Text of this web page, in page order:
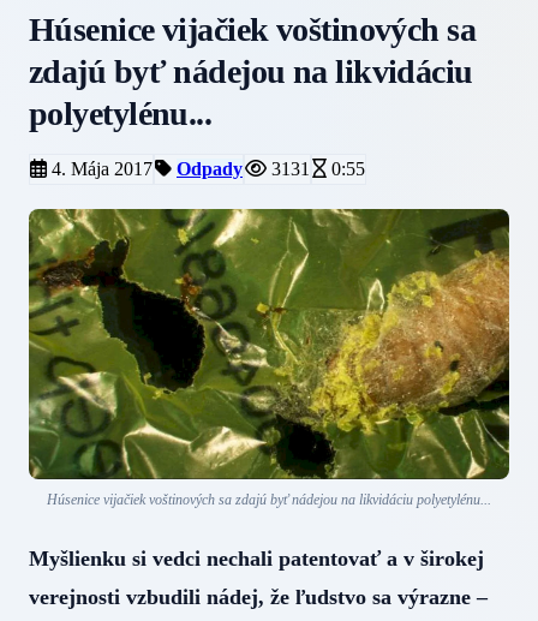
Húsenice vijačiek voštinových sa
zdajú byť nádejou na likvidáciu
polyetylénu...
4. Mája 2017 Odpady 3131 0:55
Húsenice vijačiek voštinových sa zdajú byť nádejou na likvidáciu polyetylénu...
Myšlienku si vedci nechali patentovať a v širokej
verejnosti vzbudili nádej, že ľudstvo sa výrazne –